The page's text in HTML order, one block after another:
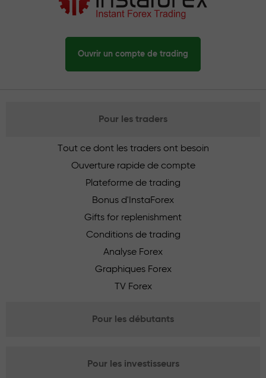
Ouvrir un compte de trading
Pour les traders
Tout ce dont les traders ont besoin
Ouverture rapide de compte
Plateforme de trading
Bonus d'InstaForex
Gifts for replenishment
Conditions de trading
Analyse Forex
Graphiques Forex
TV Forex
Pour les débutants
Pour les investisseurs